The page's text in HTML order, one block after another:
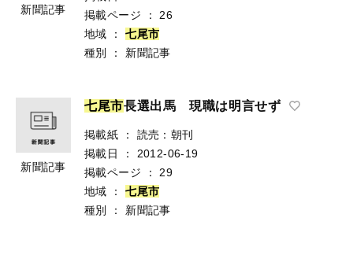
新聞記事
掲載ページ
：
26
地域
： 七尾市
種別
： 新聞記事
新聞記事
七尾市長選出馬 現職は明言せず
掲載紙 ：
読売：朝刊
掲載日
：
2012-06-19
掲載ページ
：
29
地域
： 七尾市
種別
： 新聞記事